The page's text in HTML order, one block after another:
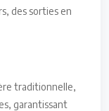
des sorties en
traditionnelle,
garantissant